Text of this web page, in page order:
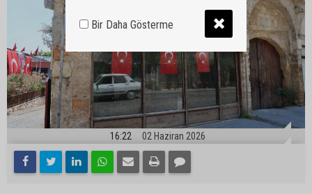
16:22 02 Haziran 2026
Bir Daha Gösterme